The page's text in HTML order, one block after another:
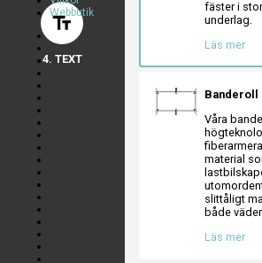
Webbutik
text_fields
4. TEXT
fäster i
underlag.
Läs mer
Banderoll
Våra
material
slittåligt
både
Läs mer